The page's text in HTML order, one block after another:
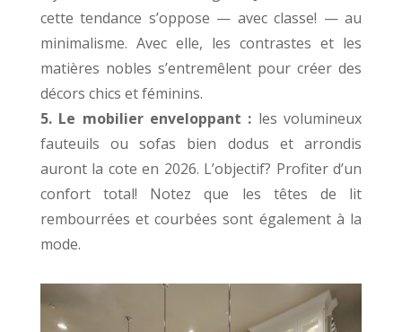
cette tendance s’oppose — avec classe! — au
minimalisme. Avec elle, les contrastes et les
matières nobles s’entremêlent pour créer des
décors chics et féminins.
5. Le mobilier enveloppant : les volumineux
fauteuils ou sofas bien dodus et arrondis
auront la cote en 2026. L’objectif? Profiter d’un
confort total! Notez que les têtes de lit
rembourrées et courbées sont également à la
mode.